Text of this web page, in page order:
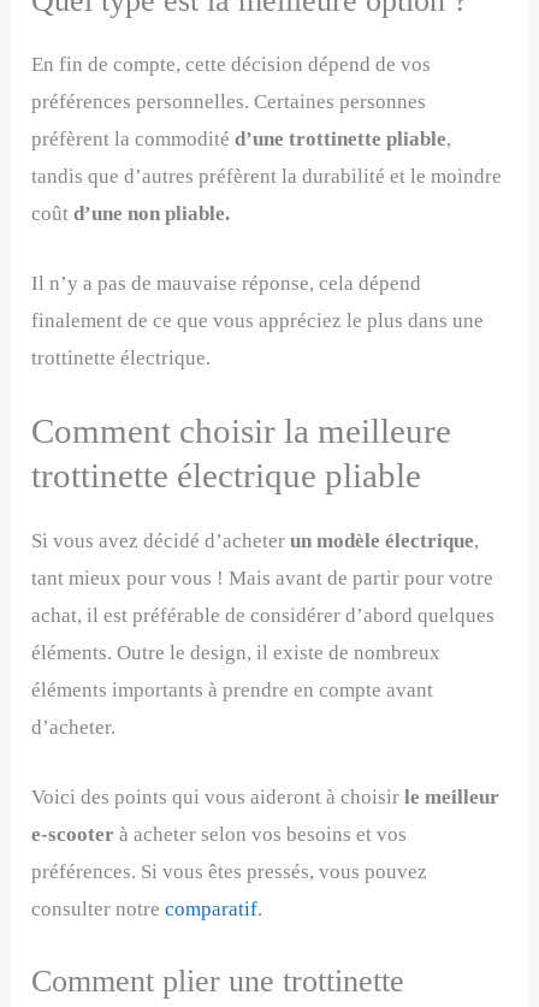
En fin de compte, cette décision dépend de vos
préférences personnelles. Certaines personnes
préfèrent la commodité d’une trottinette pliable,
tandis que d’autres préfèrent la durabilité et le moindre
coûtd’une non pliable.
Il n’y a pas de mauvaise réponse, cela dépend
finalement de ce que vous appréciez le plus dans une
trottinette électrique.
Comment choisir la meilleure
trottinette électrique pliable
Si vous avez décidé d’acheterun modèle électrique,
tant mieux pour vous ! Mais avant de partir pour votre
achat, il est préférable de considérer d’abord quelques
éléments. Outre le design, il existe de nombreux
éléments importants à prendre en compte avant
d’acheter.
Voici des points qui vous aideront à choisirle meilleur
e-scooter à acheter selon vos besoins et vos
préférences. Si vous êtes pressés, vous pouvez
consulter notrecomparatif.
Comment plier une trottinette